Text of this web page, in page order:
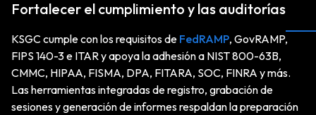
Fortalecer el cumplimiento y las auditorías
KSGC cumple con los requisitos de FedRAMP, GovRAMP,
FIPS 140-3 e ITAR y apoya la adhesión a NIST 800-63B,
CMMC, HIPAA, FISMA, DPA, FITARA, SOC, FINRA y más.
Las herramientas integradas de registro, grabación de
sesiones y generación de informes respaldan la preparación